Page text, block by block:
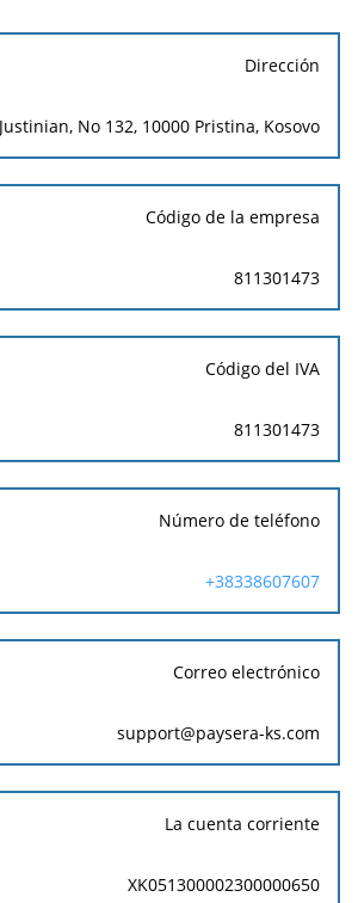
Dirección
No 132, 10000 Pristina, Kosovo
Código de la empresa
811301473
Código del IVA
811301473
Número de teléfono
+38338607607
Correo electrónico
support@paysera-ks.com
La cuenta corriente
XK051300002300000650